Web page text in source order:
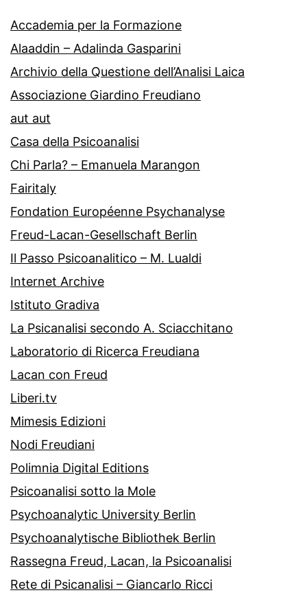
Accademia per la Formazione
Alaaddin – Adalinda Gasparini
Archivio della Questione dell’Analisi Laica
Associazione Giardino Freudiano
aut aut
Casa della Psicoanalisi
Chi Parla? – Emanuela Marangon
Fairitaly
Fondation Européenne Psychanalyse
Freud-Lacan-Gesellschaft Berlin
Il Passo Psicoanalitico – M. Lualdi
Internet Archive
Istituto Gradiva
La Psicanalisi secondo A. Sciacchitano
Laboratorio di Ricerca Freudiana
Lacan con Freud
Liberi.tv
Mimesis Edizioni
Nodi Freudiani
Polimnia Digital Editions
Psicoanalisi sotto la Mole
Psychoanalytic University Berlin
Psychoanalytische Bibliothek Berlin
Rassegna Freud, Lacan, la Psicoanalisi
Rete di Psicanalisi – Giancarlo Ricci